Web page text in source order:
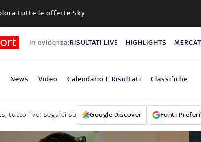
tutte le offerte Sky
In evidenza:RISULTATI LIVE HIGHLIGHTS
News Video Calendario E Risultati Classifiche
tutto live: seguici su Google Discover Fonti